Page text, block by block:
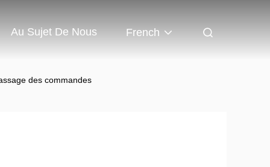
Au Sujet De Nous French
des commandes